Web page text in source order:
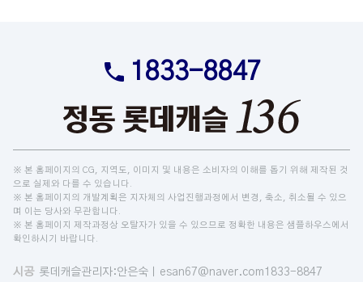
1833-8847
※ 본 홈페이지의 CG, 지역도, 이미지 및 내용은 소비자의 이해를 돕기 위해 제작된 것
으로 실제와 다를 수 있습니다.
※ 본 홈페이지의 개발계획은 지자체의 사업진행과정에서 변경, 축소, 취소될 수 있으
며 이는 당사와 무관합니다.
※ 본 홈페이지 제작과정상 오탈자가 있을 수 있으므로 정확한 내용은 샘플하우스에서
확인하시기 바랍니다.
시공 롯데캐슬관리자:안은숙ㅣesan67@naver.com1833-8847